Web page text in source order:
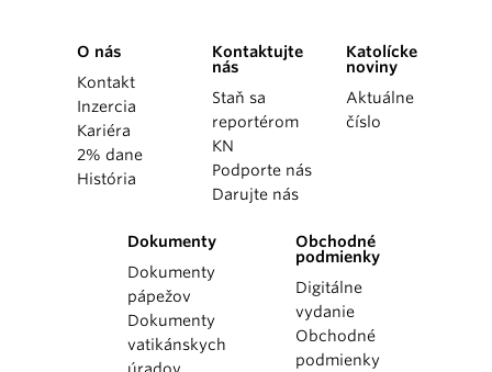
O nás
Kontakt
Inzercia
Kariéra
2% dane
História
Kontaktujte
nás
Staň sa
reportérom
KN
Podporte nás
Darujte nás
Katolícke
noviny
Aktuálne
číslo
Dokumenty
Dokumenty
pápežov
Dokumenty
vatikánskych
Obchodné
podmienky
Digitálne
vydanie
Obchodné
podmienky